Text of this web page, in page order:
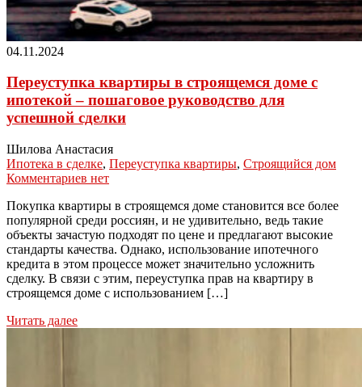
04.11.2024
Переуступка квартиры в строящемся доме с
ипотекой – пошаговое руководство для
успешной сделки
Шилова Анастасия
Ипотека в сделке, Переуступка квартиры, Строящийся дом
Комментариев нет
Покупка квартиры в строящемся доме становится все более
популярной среди россиян, и не удивительно, ведь такие
объекты зачастую подходят по цене и предлагают высокие
стандарты качества. Однако, использование ипотечного
кредита в этом процессе может значительно усложнить
сделку. В связи с этим, переуступка прав на квартиру в
строящемся доме с использованием […]
Читать далее